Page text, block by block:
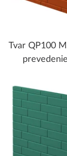
Tvar QP100